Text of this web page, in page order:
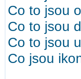
Co to jsou
Co to jsou
Co to jsou
Co jsou